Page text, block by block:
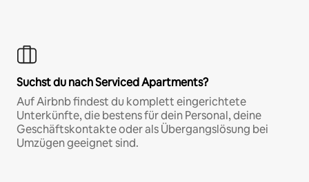
Suchst du nach Serviced Apartments?
Auf Airbnb findest du komplett eingerichtete
Unterkünfte, die bestens für dein Personal, deine
Geschäftskontakte oder als Übergangslösung bei
Umzügen geeignet sind.